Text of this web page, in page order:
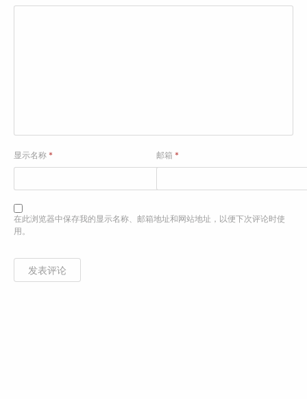
显示名称 * 邮箱*
在此浏览器中保存我的显示名称、邮箱地址和网站地址，以便下次评论时使
用。